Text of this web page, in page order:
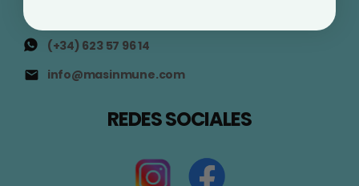
(+34) 623 57 96 14
info@masinmune.com
REDES SOCIALES